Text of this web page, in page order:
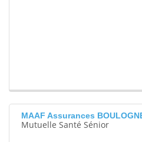
MAAF Assurances
Mutuelle Santé Sénior